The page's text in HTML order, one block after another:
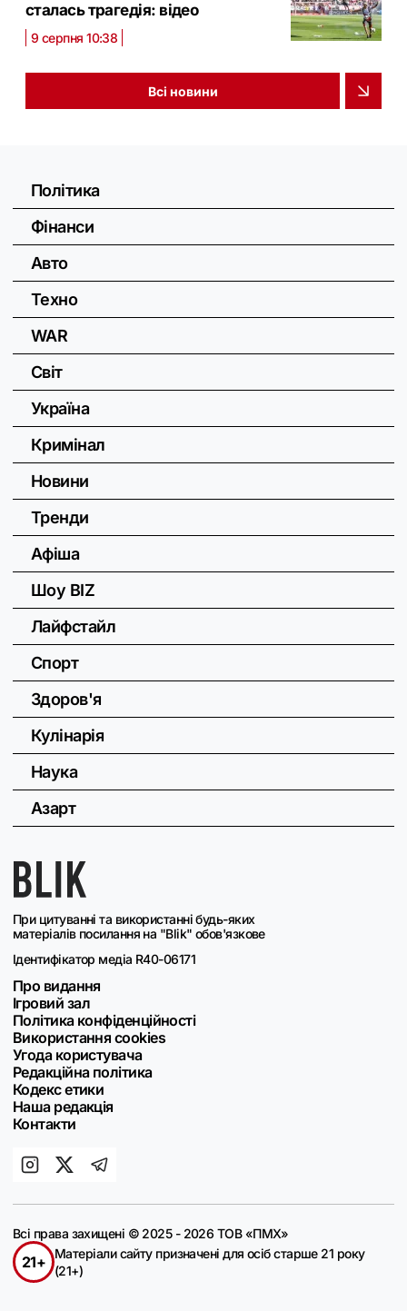
сталась трагедія: відео
9 серпня 10:38
Всі новини
При цитуванні та використанні будь-яких
матеріалів посилання на "Blik" обов'язкове
Ідентифікатор медіа R40-06171
Про видання
Ігровий зал
Політика конфіденційності
Використання cookies
Угода користувача
Редакційна політика
Кодекс етики
Наша редакція
Контакти
Політика
Фінанси
Авто
Техно
WAR
Світ
Україна
Кримінал
Новини
Тренди
Афіша
Шоу BIZ
Лайфстайл
Спорт
Здоров'я
Кулінарія
Наука
Азарт
Всі права захищені © 2025 - 2026 ТОВ «ПМХ»
21+
Матеріали сайту призначені для осіб старше 21 року
(21+)